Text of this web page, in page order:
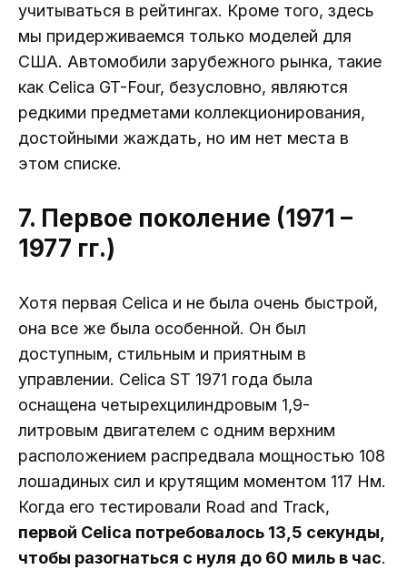
учитываться в рейтингах. Кроме того, здесь
мы придерживаемся только моделей для
США. Автомобили зарубежного рынка, такие
как Celica GT-Four, безусловно, являются
редкими предметами коллекционирования,
достойными жаждать, но им нет места в
этом списке.
7. Первое поколение (1971 –
1977 гг.)
Хотя первая Celica и не была очень быстрой,
она все же была особенной. Он был
доступным, стильным и приятным в
управлении. Celica ST 1971 года была
оснащена четырехцилиндровым 1,9-
литровым двигателем с одним верхним
расположением распредвала мощностью 108
лошадиных сил и крутящим моментом 117 Нм.
Когда его тестировали Road and Track,
первой Celica потребовалось 13,5 секунды,
чтобы разогнаться с нуля до 60 миль в час.